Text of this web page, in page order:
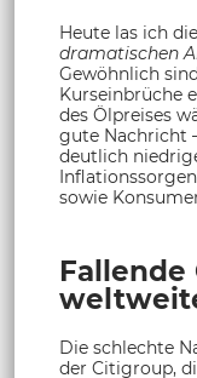
Heute las ich
dramatischen
Gewöhnlich
Kurseinbrüche
des Ölpreises
gute Nachricht
deutlich
sowie
Fallende
Die schlechte
der Citigroup,